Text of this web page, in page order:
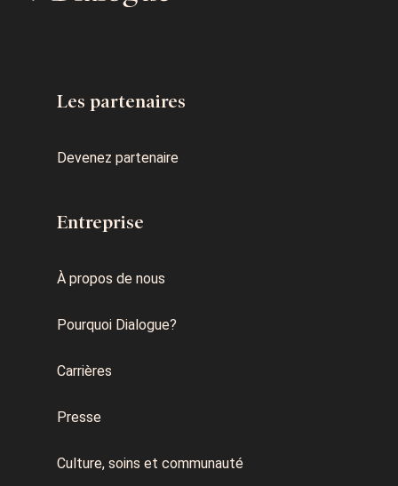
Les partenaires
Devenez partenaire
Entreprise
À propos de nous
Pourquoi Dialogue?
Carrières
Presse
Culture, soins et communauté